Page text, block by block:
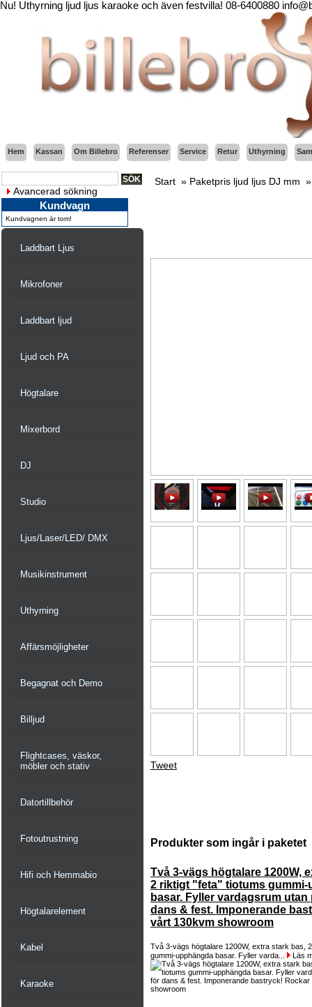
Nu! Uthyrning ljud ljus karaoke och även festvilla! 08-6400880
Hem Kassan Om Billebro Referenser Service Retur Uthyrning
Avancerad sökning
Kundvagn
Kundvagnen är tom!
Laddbart Ljus
Mikrofoner
Laddbart ljud
Ljud och PA
Högtalare
Mixerbord
DJ
Studio
Ljus/Laser/LED/ DMX
Musikinstrument
Uthyrning
Affärsmöjligheter
Begagnat och Demo
Billjud
Flightcases, väskor,
möbler och stativ
Datortillbehör
Fotoutrustning
Hifi och Hemmabio
Högtalarelement
Kabel
Karaoke
Start » Paketpris ljud ljus DJ mm
Tweet
Produkter som ingår i paketet
Två 3-vägs högtalare 1200W,
2 riktigt "feta" tiotums gummi-
basar. Fyller vardagsrum
dans & fest. Imponerande
vårt 130kvm showroom
Två 3-vägs högtalare 1200W, extra stark bas,
gummi-upphängda basar. Fyller varda...
Läs